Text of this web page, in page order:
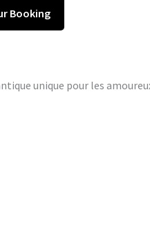
Booking
unique pour les